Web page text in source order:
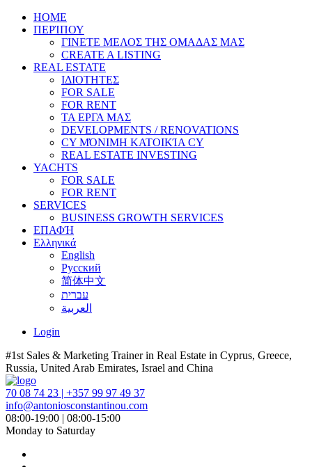
HOME
ΠΕΡΊΠΟΥ
ΓΙΝΕΤΕ ΜΕΛΟΣ ΤΗΣ ΟΜΑΔΑΣ ΜΑΣ
CREATE A LISTING
REAL ESTATE
ΙΔΙΟΤΗΤΕΣ
FOR SALE
FOR RENT
ΤΑ ΕΡΓΑ ΜΑΣ
DEVELOPMENTS / RENOVATIONS
CY ΜΌΝΙΜΗ ΚΑΤΟΙΚΊΑ CY
REAL ESTATE INVESTING
YACHTS
FOR SALE
FOR RENT
SERVICES
BUSINESS GROWTH SERVICES
ΕΠΑΦΉ
Ελληνικά
English
Русский
简体中文
עברית
العربية
Login
#1st Sales & Marketing Trainer in Real Estate in Cyprus, Greece,
Russia, United Arab Emirates, Israel and China
70 08 74 23 | +357 99 97 49 37
info@antoniosconstantinou.com
08:00-19:00 | 08:00-15:00
Monday to Saturday